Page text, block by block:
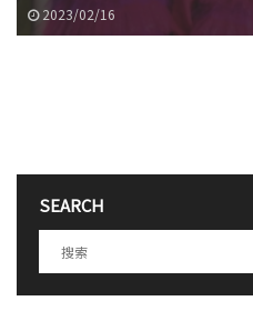
2023/02/16
SEARCH